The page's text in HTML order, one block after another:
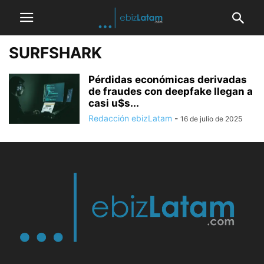
SURFSHARK
Pérdidas económicas derivadas
de fraudes con deepfake llegan a
casi u$s...
Redacción ebizLatam - 16 de julio de 2025